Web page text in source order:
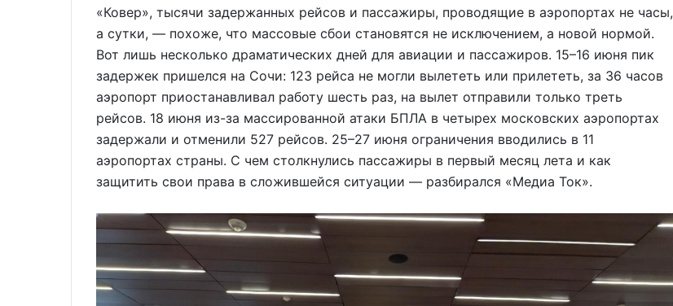
«Ковер», тысячи задержанных рейсов и пассажиры, проводящие в аэропортах не часы,
а сутки, — похоже, что массовые сбои становятся не исключением, а новой нормой.
Вот лишь несколько драматических дней для авиации и пассажиров. 15–16 июня пик
задержек пришелся на Сочи: 123 рейса не могли вылететь или прилететь, за 36 часов
аэропорт приостанавливал работу шесть раз, на вылет отправили только треть
рейсов. 18 июня из-за массированной атаки БПЛА в четырех московских аэропортах
задержали и отменили 527 рейсов. 25–27 июня ограничения вводились в 11
аэропортах страны. С чем столкнулись пассажиры в первый месяц лета и как
защитить свои права в сложившейся ситуации — разбирался «Медиа Ток».